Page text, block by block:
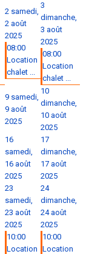
2 samedi,
2 août
2025
08:00
Location
chalet ...
3
dimanche,
3 août
2025
08:00
Location
chalet ...
9 samedi,
9 août
2025
10
dimanche,
10 août
2025
16
samedi,
16 août
2025
17
dimanche,
17 août
2025
23
samedi,
23 août
2025
10:00
Location
24
dimanche,
24 août
2025
10:00
Location